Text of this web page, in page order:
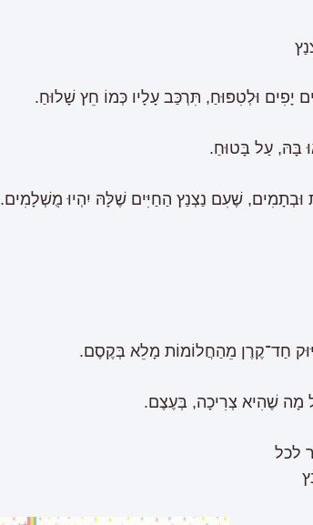
יָפִים וּלְטִפּוּחַ, תִּרְכַּב עָלָיו כְּמוֹ חֵץ שָׁלוּחַ.
בָּהּ, עַל בָּטוּחַ.
וּבְתָמִים, שֶׁעִם נַצְנַץ הַחַיִּים שֶׁלָּהּ יִהְיוּ מֻשְׁלָמִים.
חַד־קֶרֶן מֵהַחֲלוֹמוֹת מָלֵא בְּקֶסֶם.
מָה שֶׁהִיא צְרִיכָה, בְּעֶצֶם.
לכל